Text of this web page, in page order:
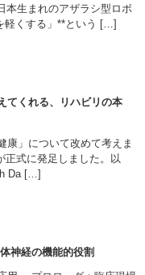
生まれのアザラシ型ロボ
軽くする」**という […]
てくれる、リハビリの本
」について改めて考えま
正式に発足しました。以
Da […]
神経の機能的役割